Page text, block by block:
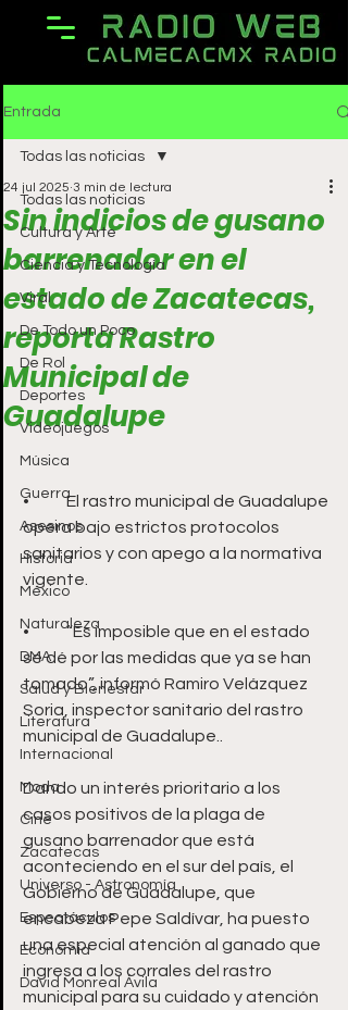
Entrada
Todas las noticias
Cultura y Arte
Ciencia y Tecnología
Viral
De Todo un Poco
De Rol
Deportes
Videojuegos
Música
Guerra
Asesinos
Historia
México
Naturaleza
DMA
Salud y Bienestar
Literatura
Internacional
Moda
Cine
Zacatecas
Universo - Astronomía
Espectáculos
Economía
David Monreal Ávila
Todas las noticias
Sin indicios de gusano
barrenador en el
estado de Zacatecas,
reporta Rastro
Municipal de
Guadalupe
24 jul 2025 3 min de lectura
•	El rastro municipal de Guadalupe
opera bajo estrictos protocolos
sanitarios y con apego a la normativa
vigente.
•	“Es imposible que en el estado
se dé por las medidas que ya se han
tomado”, informó Ramiro Velázquez
Soria, inspector sanitario del rastro
municipal de Guadalupe..
Dando un interés prioritario a los
casos positivos de la plaga de
gusano barrenador que está
aconteciendo en el sur del país, el
Gobierno de Guadalupe, que
encabeza Pepe Saldívar, ha puesto
una especial atención al ganado que
ingresa a los corrales del rastro
municipal para su cuidado y atención